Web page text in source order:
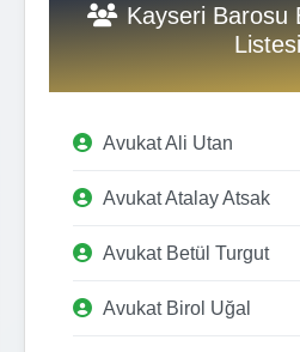
Kayseri Barosu
Listesi
Avukat Ali Utan
Avukat Atalay Atsak
Avukat Betül Turgut
Avukat Birol Uğal